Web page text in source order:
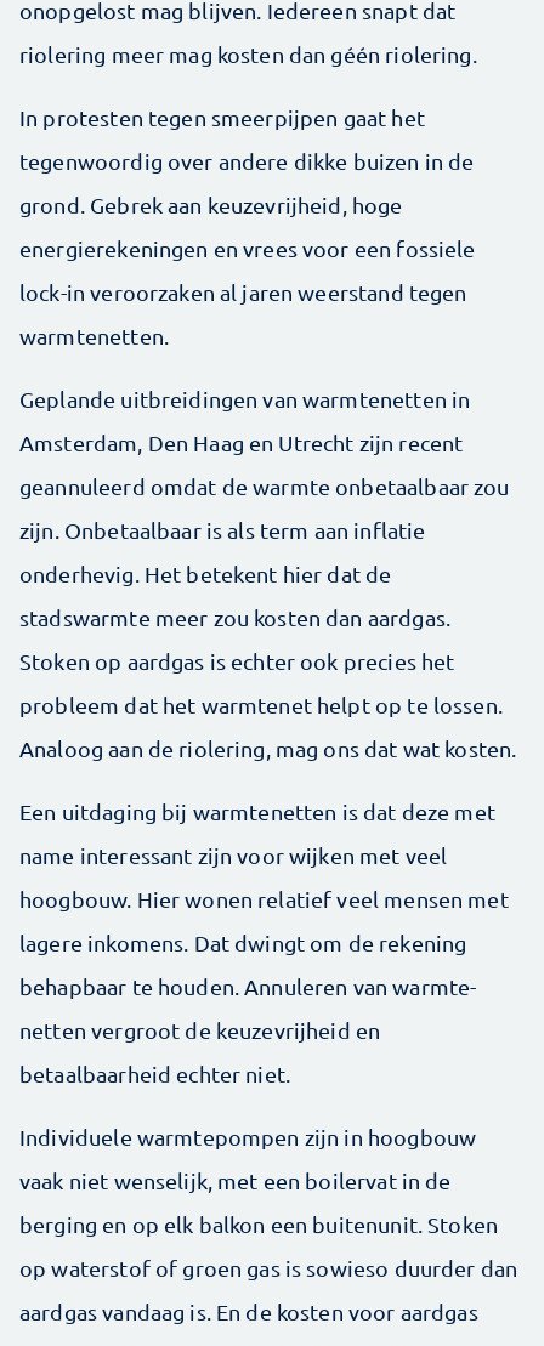
onopgelost mag blijven. Iedereen snapt dat
riolering meer mag kosten dan géén riolering.
In protesten tegen smeer­pijpen gaat het
tegenwoordig over andere dikke buizen in de
grond. Gebrek aan keuzevrijheid, hoge
energierekeningen en vrees voor een fossiele
lock-in veroorzaken al jaren weerstand tegen
warmte­netten.
Geplande uitbreidingen van warmtenetten in
Amsterdam, Den Haag en Utrecht zijn recent
geannuleerd omdat de warmte onbetaalbaar zou
zijn. Onbetaalbaar is als term aan inflatie
onderhevig. Het betekent hier dat de
stadswarmte meer zou kosten dan aardgas.
Stoken op aardgas is echter ook precies het
probleem dat het warmtenet helpt op te lossen.
Analoog aan de riolering, mag ons dat wat kosten.
Een uitdaging bij warmtenetten is dat deze met
name interessant zijn voor wijken met veel
hoogbouw. Hier wonen relatief veel mensen met
lagere inkomens. Dat dwingt om de rekening
behapbaar te houden. Annuleren van warmte­
netten vergroot de keuzevrijheid en
betaalbaarheid echter niet.
Individuele warmtepompen zijn in hoogbouw
vaak niet wenselijk, met een boilervat in de
berging en op elk balkon een buitenunit. Stoken
op waterstof of groen gas is sowieso duurder dan
aardgas vandaag is. En de kosten voor aardgas